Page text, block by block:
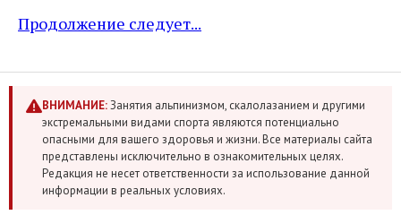
Продолжение следует...
ВНИМАНИЕ:Занятия альпинизмом, скалолазанием и другими
экстремальными видами спорта являются потенциально
опасными для вашего здоровья и жизни. Все материалы сайта
представлены исключительно в ознакомительных целях.
Редакция не несет ответственности за использование данной
информации в реальных условиях.